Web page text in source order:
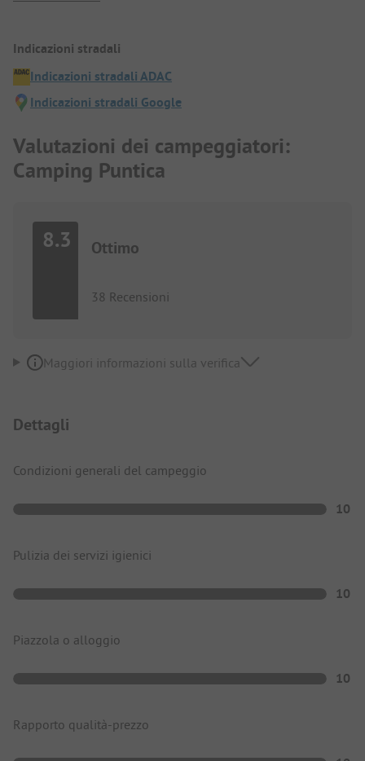
Indicazioni stradali
Indicazioni stradali ADAC
Indicazioni stradali Google
Valutazioni dei campeggiatori:
Camping Puntica
8.3 Ottimo
38 Recensioni
Maggiori informazioni sulla verifica
Dettagli
Condizioni generali del campeggio
10
Pulizia dei servizi igienici
10
Piazzola o alloggio
10
Rapporto qualità-prezzo